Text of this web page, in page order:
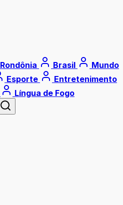
Rondônia Brasil
Mundo
Esporte
Entretenimento
Língua de Fogo